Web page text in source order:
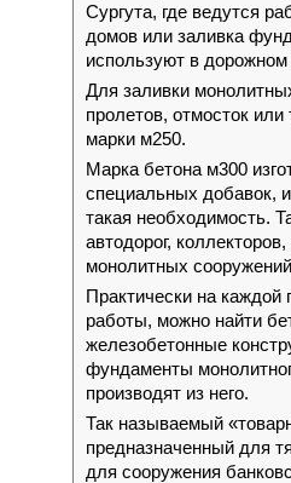
Сургута, где ведутся
домов или заливка
используют в дорожном
Для заливки
пролетов, отмосток
марки м250.
Марка бетона м300
специальных добавок,
такая необходимость.
автодорог,
монолитных
Практически на каждой
работы, можно найти
железобетонные
фундаменты
производят из него.
Так называемый
предназначенный для
для сооружения